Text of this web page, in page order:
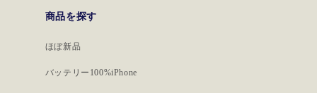
商品を探す
ほぼ新品
バッテリー100%iPhone